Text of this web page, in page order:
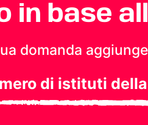
in base
domanda
di istituti